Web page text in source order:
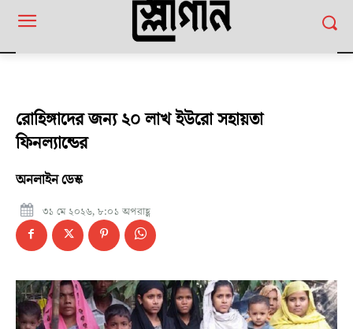
রোহিঙ্গাদের জন্য ২০ লাখ ইউরো সহায়তা
ফিনল্যান্ডের
অনলাইন ডেস্ক
৩১ মে ২০২৬, ৮:০১ অপরাহ্ণ